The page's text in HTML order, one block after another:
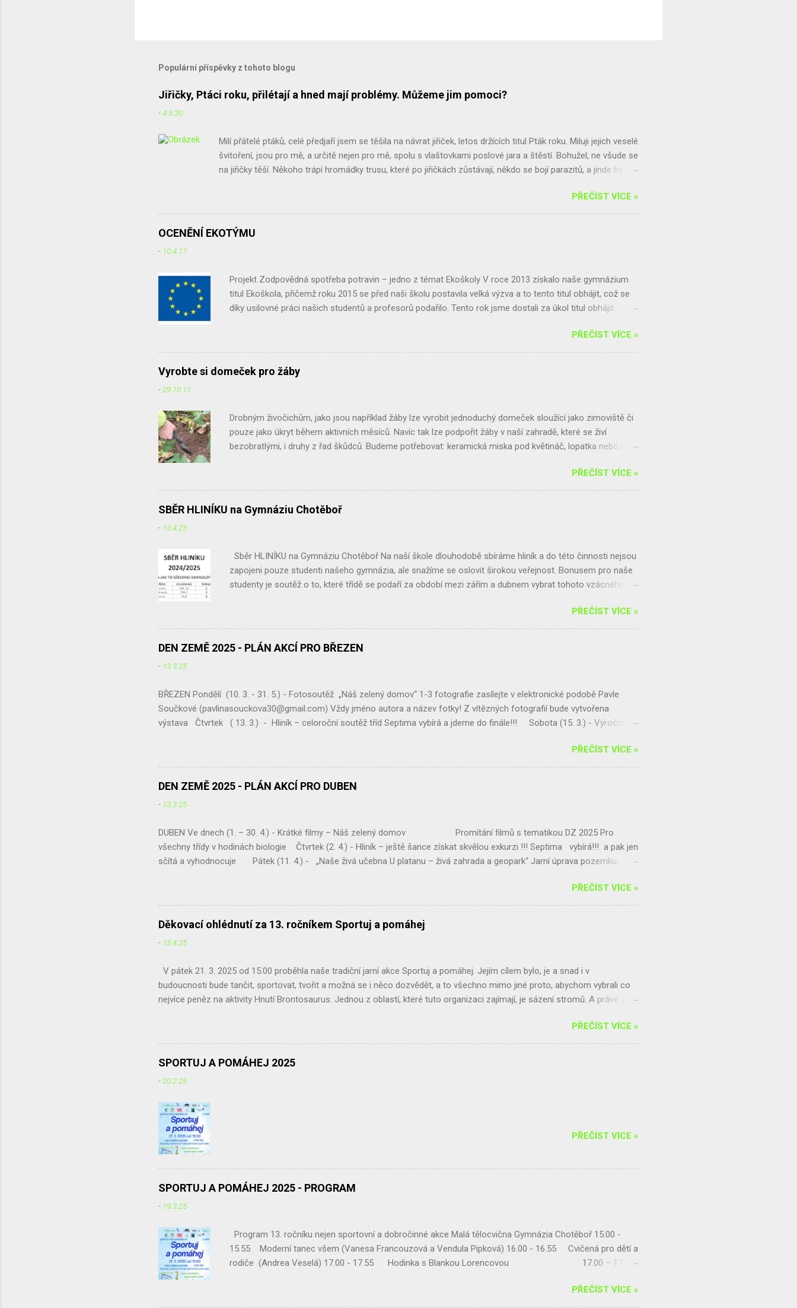
Populární příspěvky z tohoto blogu
Jiřičky, Ptáci roku, přilétají a hned mají problémy. Můžeme jim pomoci?
-4.5.20
Milí přátelé ptáků, celé předjaří jsem se těšila na návrat jiřiček, letos držících titul Pták roku. Miluji jejich veselé
švitoření, jsou pro mě, a určitě nejen pro mě, spolu s vlaštovkami poslové jara a štěstí. Bohužel, ne všude se
na jiřičky těší. Někoho trápí hromádky trusu, které po jiřičkách zůstávají, někdo se bojí parazitů, a jinde by
nedrží. Chtěla bych vás poprosit: buďte k jiřičkám tolerantní, všímejte si jich a máte-li s nimi problémy,
zkuste je vyřešit, třeba i s našimi návody. Právě v rámci kampaně Pták roku 2020 jsme pro vás připravili
množství informací a budeme vděčni za jejich šíření. ČASOPIS PTÁK ROKU 2020 Přečtěte si speciál
PŘEČÍST VÍCE »
OCENĚNÍ EKOTÝMU
- 10.4.17
Projekt Zodpovědná spotřeba potravin – jedno z témat Ekoškoly V roce 2013 získalo naše gymnázium
titul Ekoškola, přičemž roku 2015 se před naši školu postavila velká výzva a to tento titul obhájit, což se
díky usilovné práci našich studentů a profesorů podařilo. Tento rok jsme dostali za úkol titul obhájit
potravin, do kterého jsme se s chutí pustili. Celý projekt jsme zahájili analýzou spotřeby potravin v
domácnostech prostřednictvím dotazníků, které jsme rozdali mezi studenty našeho gymnázia. Tento
dotazník měl odhalit jaké potraviny a kde naše domácnosti nakupují, jestli dbají na původ potravin a
způsob jejich výroby. Zda nějaké potraviny upřednostňují, zda je rozhodující jen cena, nebo také kvalita,
PŘEČÍST VÍCE »
Vyrobte si domeček pro žáby
-29.10.11
Drobným živočichům, jako jsou například žáby lze vyrobit jednoduchý domeček sloužící jako zimoviště či
pouze jako úkryt během aktivních měsíců. Navíc tak lze podpořit žáby v naší zahradě, které se živí
bezobratlými, i druhy z řad škůdců. Budeme potřebovat: keramická miska pod květináč, lopatka nebo rýč,
vodních ploch nebo vlhkých stanovišť vykopeme menší jamku.Na dno lze dát trochu hrabanky. Jamku
zakryjeme keramickou miskou, tak, aby malá odkrytá část fungovala jako vchod. Celý domeček můžeme
přikrýt větvemi, listím či kůrou. Žabí domeček lze také vyrobit z květináče podle tohoto postupu: Budeme
potřebovat : květináč, lopatku nebo rýč, listí, větve nebo kůru na přikrytí. Květináč vložíme do mělké jamky.
PŘEČÍST VÍCE »
SBĚR HLINÍKU na Gymnáziu Chotěboř
- 13.4.25
Sběr HLINÍKU na Gymnáziu Chotěboř Na naší škole dlouhodobě sbíráme hliník a do této činnosti nejsou
zapojeni pouze studenti našeho gymnázia, ale snažíme se oslovit širokou veřejnost. Bonusem pro naše
studenty je soutěž o to, které třídě se podaří za období mezi zářím a dubnem vybrat tohoto vzácného
sběru. Letos zvítězila třída kvinta , které se podařilo nasbírat neskutečných 204,25 kg . Tu tedy čeká
v červnu zasloužený výlet. Na druhém místě se umístila třída sekunda, která nasbírala 200,2 kg. Jelikož byl
rozdíl mezi těmito třídami opravdu malý, i třída sekunda se za odměnu podívá na výlet. Celkově se vybralo
PŘEČÍST VÍCE »
DEN ZEMĚ 2025 - PLÁN AKCÍ PRO BŘEZEN
- 13.3.25
BŘEZEN Pondělí (10. 3. - 31. 5.) - Fotosoutěž „Náš zelený domov“ 1-3 fotografie zasílejte v elektronické podobě Pavle
Součkové (pavlinasouckova30@gmail.com) Vždy jméno autora a název fotky! Z vítězných fotografií bude vytvořena
výstava Čtvrtek ( 13. 3.) - Hliník – celoroční soutěž tříd Septima vybírá a jdeme do finále!!! Sobota (15. 3.) - Výroční
výtěžek naší největší akce pro veřejnost poputuje hnutí Brontosaurus na nákup stromků pro obnovu naší krajiny Přijď se
pobavit a zároveň podpořit dobrou věc! Pátek (21. 3.) - YPEF 2025 – oblastní kolo v Jihlavě – mladší a starší kategorie
Pondělí (31. 3.) - Krajské kolo Geologické olympiády – Muzeum Vysočiny Jihlava Držte palce! ...
PŘEČÍST VÍCE »
DEN ZEMĚ 2025 - PLÁN AKCÍ PRO DUBEN
- 13.3.25
DUBEN Ve dnech (1. – 30. 4.) - Krátké filmy – Náš zelený domov Promítání filmů s tematikou DZ 2025 Pro
všechny třídy v hodinách biologie Čtvrtek (2. 4.) - Hliník – ještě šance získat skvělou exkurzi !!! Septima vybírá!!! a pak jen
sčítá a vyhodnocuje Pátek (11. 4.) - „Naše živá učebna U platanu – živá zahrada a geopark“ Jarní úprava pozemku,
exkurze - projekt „ Čistou Vysočinou“ Úklid podél komunikace Chotěboř – Bílek, Tůně u Chotěboře a okolí p. dohled: Mgr.
Irena Žáková Pro třídu – Kvarta ...
PŘEČÍST VÍCE »
Děkovací ohlédnutí za 13. ročníkem Sportuj a pomáhej
- 13.4.25
V pátek 21. 3. 2025 od 15.00 proběhla naše tradiční jarní akce Sportuj a pomáhej. Jejím cílem bylo, je a snad i v
budoucnosti bude tančit, sportovat, tvořit a možná se i něco dozvědět, a to všechno mimo jiné proto, abychom vybrali co
nejvíce peněz na aktivity Hnutí Brontosaurus. Jednou z oblastí, které tuto organizaci zajímají, je sázení stromů. A právě zde
Café jsme získali a odeslali 12 826 Kč. Děkujeme moc. Našimi dlouhodobými a velmi důležitými partnery jsou paní uklízečky
a pan školník, kteří ochotně připraví a zajistí, co je potřeba. Bez jejich podpory bychom tuto akci nemohli organizovat.
Děkujeme. Hlavními organizátory jsou desítky členek a členů Ekoklubu Gymnázia Chotěboř a školní skupiny AI. Pletení
v přehazované...
PŘEČÍST VÍCE »
SPORTUJ A POMÁHEJ 2025
-20.2.25
PŘEČÍST VÍCE »
SPORTUJ A POMÁHEJ 2025 - PROGRAM
- 19.3.25
Program 13. ročníku nejen sportovní a dobročinné akce Malá tělocvična Gymnázia Chotěboř 15.00 -
15.55 Moderní tanec všem (Vanesa Francouzová a Vendula Pipková) 16.00 - 16.55 Cvičená pro dětí a
rodiče (Andrea Veselá) 17.00 - 17.55 Hodinka s Blankou Lorencovou 17.00 – 17.30
Křivohlavou 19.00 – 19.55 Zatancuj si s TJ Alexis (Vanesa Dibelková, Kristýna Kohoutová) 20.00 –
20.55 Salsa casino ( Víťa Kučera ) V době od 14.30 hodin Vám bude k dispozici horolezec...
PŘEČÍST VÍCE »